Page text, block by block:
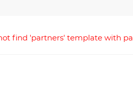
find 'partners' template with